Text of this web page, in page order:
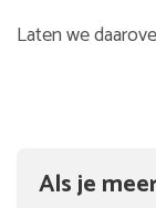
Laten we
Als je